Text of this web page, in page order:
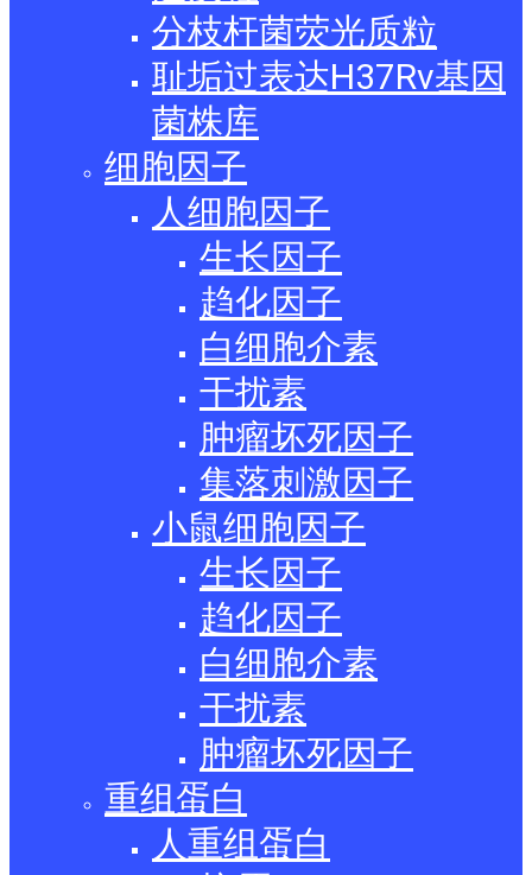
分枝杆菌荧光质粒
耻垢过表达H37Rv基因
菌株库
细胞因子
人细胞因子
生长因子
趋化因子
白细胞介素
干扰素
肿瘤坏死因子
集落刺激因子
小鼠细胞因子
生长因子
趋化因子
白细胞介素
干扰素
肿瘤坏死因子
重组蛋白
人重组蛋白